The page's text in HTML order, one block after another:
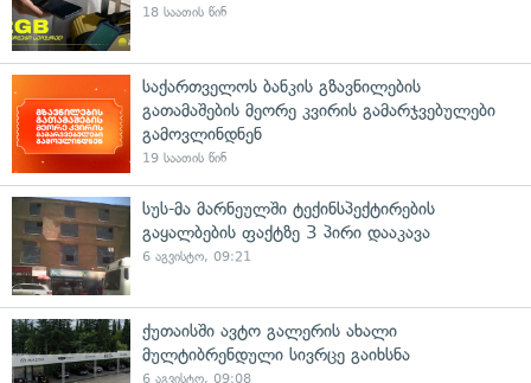
18 საათის წინ
საქართველოს ბანკის გზავნილების
გათამაშების მეორე კვირის გამარჯვებულები
გამოვლინდნენ
19 საათის წინ
სუს-მა მარნეულში ტექინსპექტირების
გაყალბების ფაქტზე 3 პირი დააკავა
6 აგვისტო, 09:21
ქუთაისში ავტო გალერის ახალი
მულტიბრენდული სივრცე გაიხსნა
6 აგვისტო, 09:08